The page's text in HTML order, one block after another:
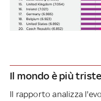
Il mondo è più triste
Il rapporto analizza